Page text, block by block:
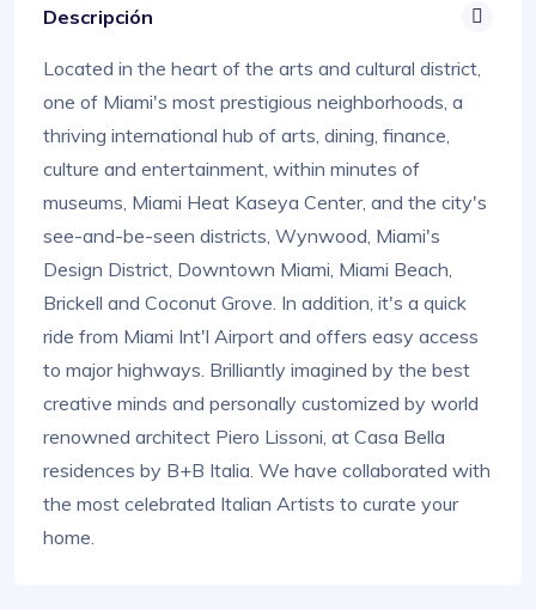
Descripción
Located in the heart of the arts and cultural district,
one of Miami's most prestigious neighborhoods, a
thriving international hub of arts, dining, finance,
culture and entertainment, within minutes of
museums, Miami Heat Kaseya Center, and the city's
see-and-be-seen districts, Wynwood, Miami's
Design District, Downtown Miami, Miami Beach,
Brickell and Coconut Grove. In addition, it's a quick
ride from Miami Int'l Airport and offers easy access
to major highways. Brilliantly imagined by the best
creative minds and personally customized by world
renowned architect Piero Lissoni, at Casa Bella
residences by B+B Italia. We have collaborated with
the most celebrated Italian Artists to curate your
home.